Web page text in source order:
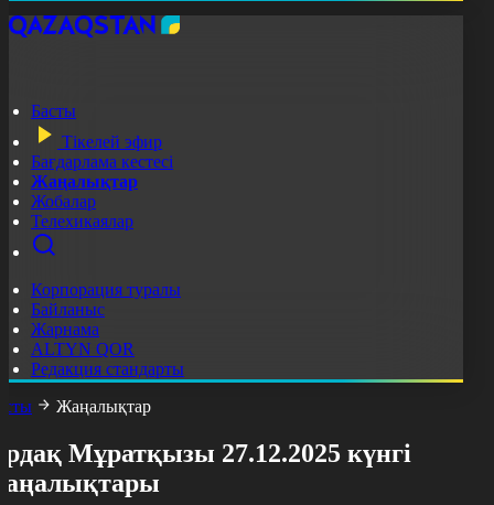
Басты
Тікелей эфир
Бағдарлама кестесі
Жаңалықтар
Жобалар
Телехикаялар
Корпорация туралы
Байланыс
Жарнама
ALTYN QOR
Редакция стандарты
Жаңалықтар
Мұратқызы 27.12.2025 күнгі